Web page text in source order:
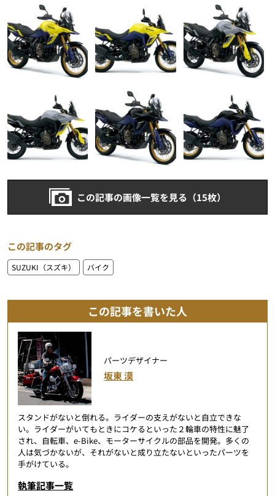
この記事の画像一覧を見る（15枚）
この記事のタグ
SUZUKI（スズキ） バイク
この記事を書いた人
パーツデザイナー
坂東 漠
スタンドがないと倒れる。ライダーの支えがないと自立できな
い。ライダーがいてもときにコケるといった２輪車の特性に魅了
され、自転車、e-Bike、モーターサイクルの部品を開発。多くの
人は気づかないが、それがないと成り立たないといったパーツを
手がけている。
執筆記事一覧